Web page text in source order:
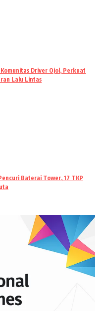
Driver Ojol, Perkuat
Lalu Lintas
Baterai Tower, 17 TKP